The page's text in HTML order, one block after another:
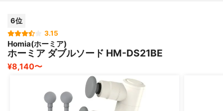
6位
3.15
Homia(ホーミア)
ホーミア ダブルソード HM-DS21BE
¥8,140〜